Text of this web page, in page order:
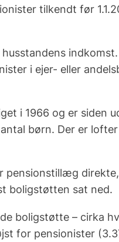
tilkendt før
i ejer- eller
i 1966 og er siden
børn. Der er
pensionstillæg
boligstøtten sat ned.
boligstøtte – cirka
for pensionister